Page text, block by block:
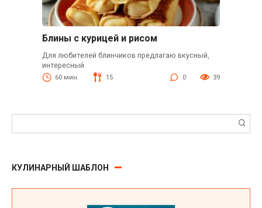
Блины с курицей и рисом
Для любителей блинчиков предлагаю вкусный,
интересный
60 мин. 15 0 39
КУЛИНАРНЫЙ ШАБЛОН